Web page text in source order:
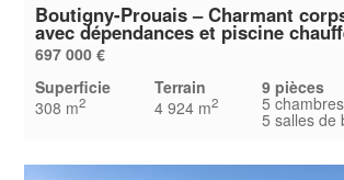
Boutigny-Prouais – Charmant
avec dépendances et piscine
697 000 €
Superficie
308 m2
Terrain
4 924 m2
9 pièces
5 chambres
5 salles de